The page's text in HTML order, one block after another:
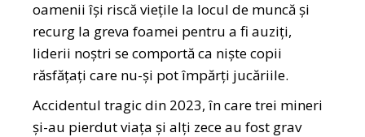
oamenii își riscă viețile la locul de muncă și
recurg la greva foamei pentru a fi auziți,
liderii noștri se comportă ca niște copii
răsfățați care nu-și pot împărți jucăriile.
Accidentul tragic din 2023, în care trei mineri
și-au pierdut viața și alți zece au fost grav